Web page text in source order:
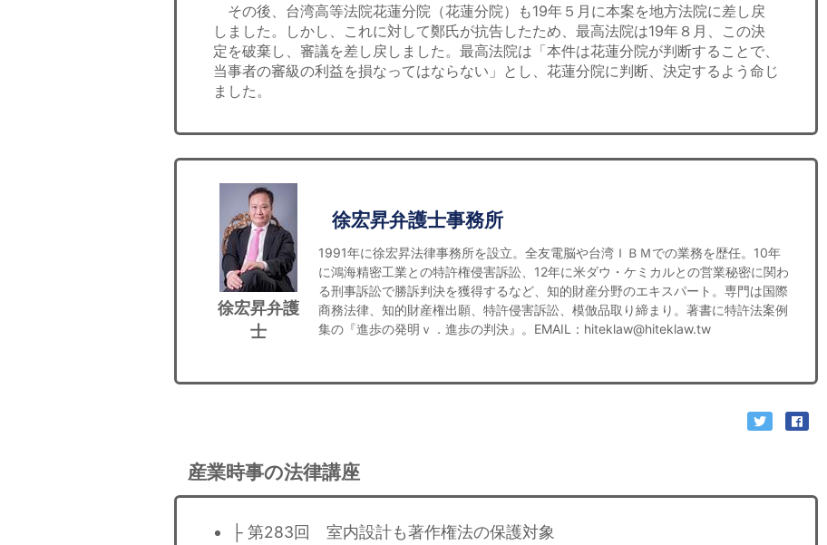
その後、台湾高等法院花蓮分院（花蓮分院）も19年５月に本案を地方法院に差し戻
しました。しかし、これに対して鄭氏が抗告したため、最高法院は19年８月、この決
定を破棄し、審議を差し戻しました。最高法院は「本件は花蓮分院が判断することで、
当事者の審級の利益を損なってはならない」とし、花蓮分院に判断、決定するよう命じ
ました。
徐宏昇弁護
士
徐宏昇弁護士事務所
1991年に徐宏昇法律事務所を設立。全友電脳や台湾ＩＢＭでの業務を歴任。10年
に鴻海精密工業との特許権侵害訴訟、12年に米ダウ・ケミカルとの営業秘密に関わ
る刑事訴訟で勝訴判決を獲得するなど、知的財産分野のエキスパート。専門は国際
商務法律、知的財産権出願、特許侵害訴訟、模倣品取り締まり。著書に特許法案例
集の『進歩の発明ｖ．進歩の判決』。EMAIL：hiteklaw@hiteklaw.tw
産業時事の法律講座
├ 第283回 室内設計も著作権法の保護対象